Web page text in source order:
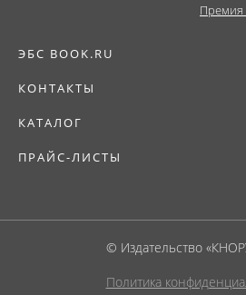
Премия
ЭБС BOOK.RU
КОНТАКТЫ
КАТАЛОГ
ПРАЙС-ЛИСТЫ
© Издательство
Политика